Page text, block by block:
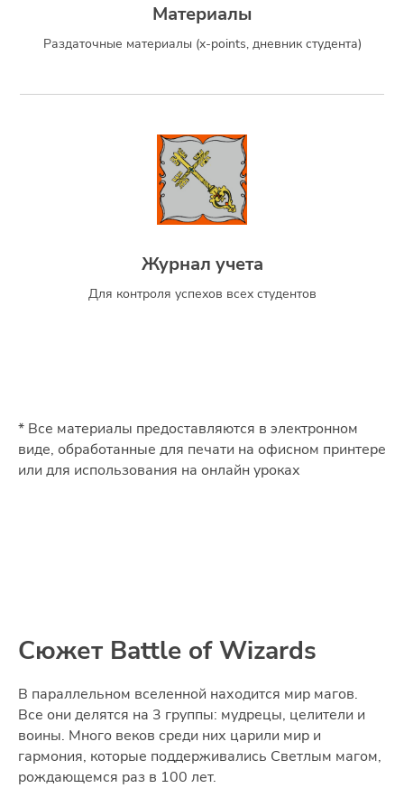
Материалы
Раздаточные материалы (x-points, дневник студента)
Журнал учета
Для контроля успехов всех студентов
* Все материалы предоставляются в электронном
виде, обработанные для печати на офисном принтере
или для использования на онлайн уроках
Сюжет Battle of Wizards
В параллельном вселенной находится мир магов.
Все они делятся на 3 группы: мудрецы, целители и
воины. Много веков среди них царили мир и
гармония, которые поддерживались Светлым магом,
рождающемся раз в 100 лет.